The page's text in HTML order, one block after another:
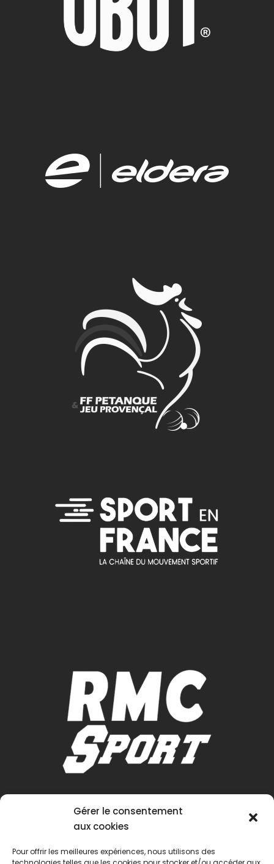
Gérer le consentement
aux cookies
Pour offrir les meilleures expériences, nous utilisons des